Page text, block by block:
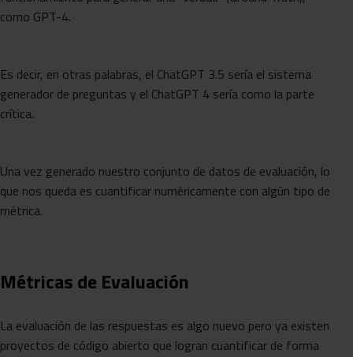
como GPT-4.
Es decir, en otras palabras, el ChatGPT 3.5 sería el sistema
generador de preguntas y el ChatGPT 4 sería como la parte
crítica.
Una vez generado nuestro conjunto de datos de evaluación, lo
que nos queda es cuantificar numéricamente con algún tipo de
métrica.
Métricas de Evaluación
La evaluación de las respuestas es algo nuevo pero ya existen
proyectos de código abierto que logran cuantificar de forma